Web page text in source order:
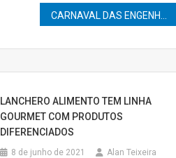
LANCHERO ALIMENTO TEM LINHA
GOURMET COM PRODUTOS
DIFERENCIADOS
8 de junho de 2021 Alan Teixeira